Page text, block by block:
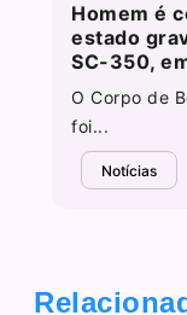
Homem é
estado
SC-350,
O Corpo de
foi...
Notícias